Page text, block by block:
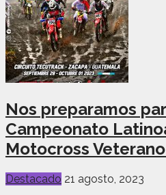
Nos preparamos
Campeonato
Motocross
Destacado 21 agosto, 2023